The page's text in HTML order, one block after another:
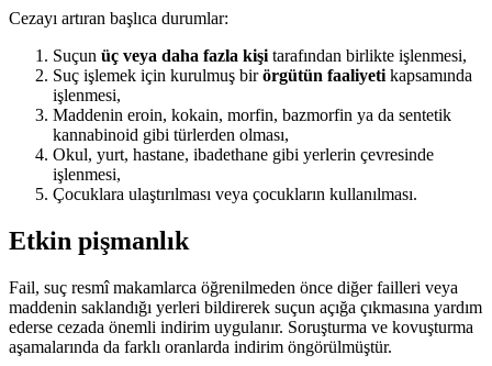
Cezayı artıran başlıca durumlar:
Suçun üç veya daha fazla kişi tarafından birlikte işlenmesi,
Suç işlemek için kurulmuş birörgütün faaliyeti kapsamında
işlenmesi,
Maddenin eroin, kokain, morfin, bazmorfin ya da sentetik
kannabinoid gibi türlerden olması,
Okul, yurt, hastane, ibadethane gibi yerlerin çevresinde
işlenmesi,
Çocuklara ulaştırılması veya çocukların kullanılması.
Etkin pişmanlık
Fail, suç resmî makamlarca öğrenilmeden önce diğer failleri veya
maddenin saklandığı yerleri bildirerek suçun açığa çıkmasına yardım
ederse cezada önemli indirim uygulanır. Soruşturma ve kovuşturma
aşamalarında da farklı oranlarda indirim öngörülmüştür.